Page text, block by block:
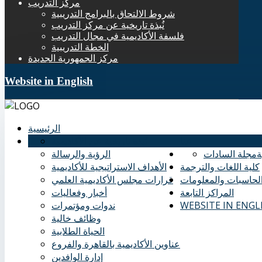
مركز التدريب
شروط الالتحاق بالبرامج التدريبية
نُبذة تاريخية عن مركز التدريب
فلسفة الأكاديمية في مجال التدريب
الخطة التدريبية
مركز الجمهورية الجديدة
Website in English
الرئيسية
الرؤية والرسالة
الأهداف الاستراتيجية للأكاديمية
قرارات مجلس الأكاديمية العلمي
أخبار وفعاليات
ندوات ومؤتمرات
وظائف خالية
الحياة الطلابية
عناوين الأكاديمية بالقاهرة والفروع
إدارة الوافدين
مجلة السادات
كلية اللغات والترجمة
والمعلومات
المراكز التابعة
WEBSITE IN